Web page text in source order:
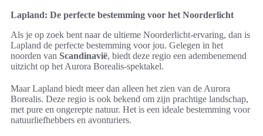
Lapland: De perfecte bestemming voor het Noorderlicht
Als je op zoek bent naar de ultieme Noorderlicht-ervaring, dan is
Lapland de perfecte bestemming voor jou. Gelegen in het
noorden van Scandinavië, biedt deze regio een adembenemend
uitzicht op het Aurora Borealis-spektakel.
Maar Lapland biedt meer dan alleen het zien van de Aurora
Borealis. Deze regio is ook bekend om zijn prachtige landschap,
met pure en ongerepte natuur. Het is een ideale bestemming voor
natuurliefhebbers en avonturiers.